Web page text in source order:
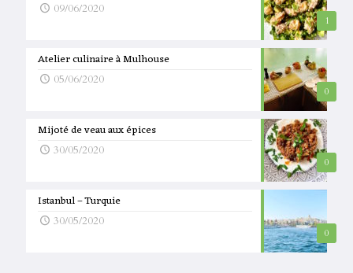
1
09/06/2020
0
Atelier culinaire à Mulhouse
05/06/2020
0
Mijoté de veau aux épices
30/05/2020
0
Istanbul – Turquie
30/05/2020